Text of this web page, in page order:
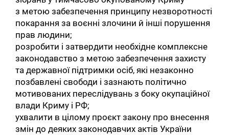
з метою забезпечення принципу незворотності
покарання за воєнні злочини й інші порушення
прав людини;
розробити і затвердити необхідне комплексне
законодавство з метою забезпечення захисту
та державної підтримки осіб, які незаконно
позбавлені свободи і зазнають політично
мотивованих переслідувань з боку окупаційної
влади Криму і РФ;
ухвалити в цілому проєкт закону про внесення
змін до деяких законодавчих актів України